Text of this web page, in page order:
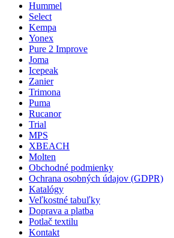
Hummel
Select
Kempa
Yonex
Pure 2 Improve
Joma
Icepeak
Zanier
Trimona
Puma
Rucanor
Trial
MPS
XBEACH
Molten
Obchodné podmienky
Ochrana osobných údajov (GDPR)
Katalógy
Veľkostné tabuľky
Doprava a platba
Potlač textilu
Kontakt